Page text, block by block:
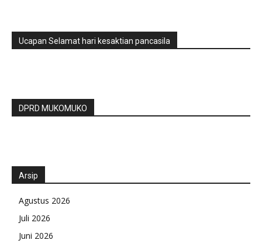
Ucapan Selamat hari kesaktian pancasila
DPRD MUKOMUKO
Arsip
Agustus 2026
Juli 2026
Juni 2026